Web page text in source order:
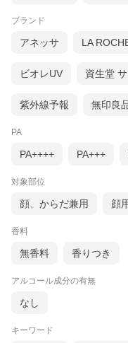
ブランド
アネッサ LA
ビオレUV 資生堂
紫外線予報 無印良
PA
PA++++ PA+++
対象部位
顔、からだ兼用 顔
香料
無香料 香りつき
アルコール成分の有無
なし
キーワード